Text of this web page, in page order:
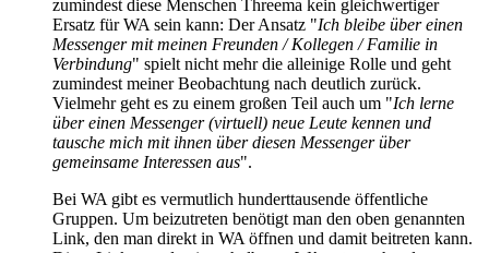
zumindest diese Menschen Threema kein gleichwertiger
Ersatz für WA sein kann: Der Ansatz "Ich bleibe über einen
Messenger mit meinen Freunden / Kollegen / Familie in
Verbindung" spielt nicht mehr die alleinige Rolle und geht
zumindest meiner Beobachtung nach deutlich zurück.
Vielmehr geht es zu einem großen Teil auch um "Ich lerne
über einen Messenger (virtuell) neue Leute kennen und
tausche mich mit ihnen über diesen Messenger über
gemeinsame Interessen aus".
Bei WA gibt es vermutlich hunderttausende öffentliche
Gruppen. Um beizutreten benötigt man den oben genannten
Link, den man direkt in WA öffnen und damit beitreten kann.